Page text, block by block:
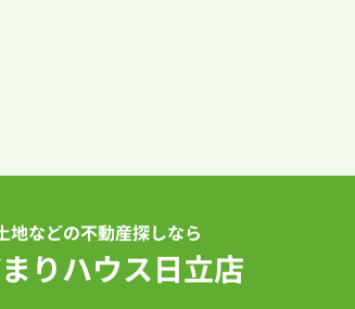
地などの不動産探しなら
りハウス日立店